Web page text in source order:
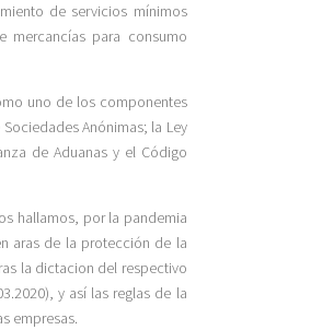
de servicios mínimos
mercancías para consumo
uno de los componentes
Anónimas; la Ley
de Aduanas y el Código
hallamos, por la pandemia
aras de la protección de la
la dictacion del respectivo
y así las reglas de la
empresas.